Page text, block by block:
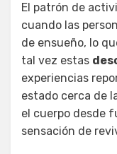
El patrón de
cuando las
de ensueño, lo
tal vez estas
experiencias
estado cerca de
el cuerpo desde
sensación de